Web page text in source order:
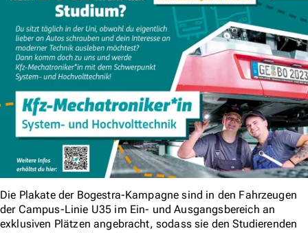
Die Plakate der Bogestra-Kampagne sind in den Fahrzeugen
der Campus-Linie U35 im Ein- und Ausgangsbereich an
exklusiven Plätzen angebracht, sodass sie den Studierenden